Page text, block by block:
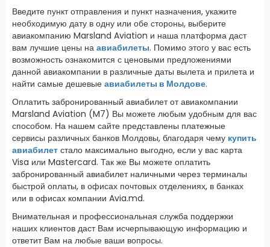
Введите пункт отправления и пункт назначения, укажите
необходимую дату в одну или обе стороны, выберите
авиакомпанию Marsland Aviation и наша платформа даст
вам лучшие цены на авиабилеты. Помимо этого у вас есть
возможность ознакомится с ценовыми предложениями
данной авиакомпании в различные даты вылета и прилета и
найти самые дешевые авиабилеты в Молдове.
Оплатить забронированный авиабилет от авиакомпании
Marsland Aviation (M7) Вы можете любым удобным для вас
способом. На нашем сайте представлены платежные
сервисы различных банков Молдовы, благодаря чему купить
авиабилет стало максимально выгодно, если у вас карта
Visa или Mastercard. Так же Вы можете оплатить
забронированный авиабилет наличными через терминалы
быстрой оплаты, в офисах почтовых отделениях, в банках
или в офисах компании Avia.md.
Внимательная и профессиональная служба поддержки
наших клиентов даст Вам исчерпывающую информацию и
ответит Вам на любые ваши вопросы.